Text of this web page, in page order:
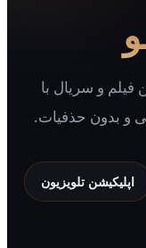
با